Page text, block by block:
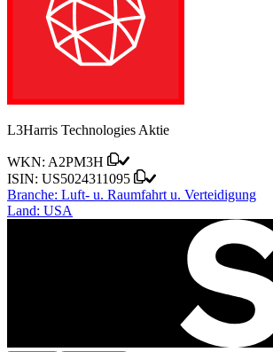
L3Harris Technologies Aktie
WKN: A2PM3H
ISIN: US5024311095
Branche: Luft- u. Raumfahrt u. Verteidigung
Land: USA